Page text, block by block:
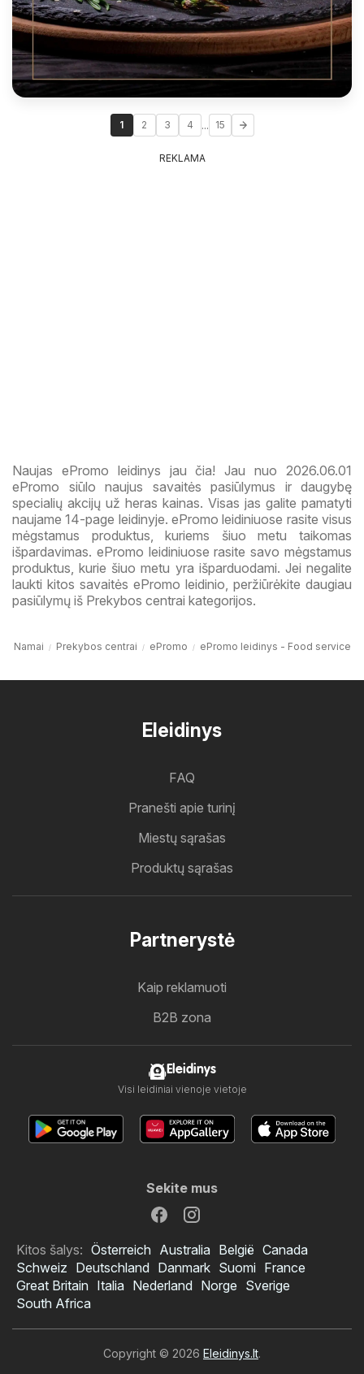
1 2 3 4 ... 15
REKLAMA
Naujas ePromo leidinys jau čia! Jau nuo 2026.06.01
ePromo siūlo naujus savaitės pasiūlymus ir daugybę
specialių akcijų už heras kainas. Visas jas galite pamatyti
naujame 14-page leidinyje. ePromo leidiniuose rasite visus
mėgstamus produktus, kuriems šiuo metu taikomas
išpardavimas. ePromo leidiniuose rasite savo mėgstamus
produktus, kurie šiuo metu yra išparduodami. Jei negalite
laukti kitos savaitės ePromo leidinio, peržiūrėkite daugiau
pasiūlymų iš Prekybos centrai kategorijos.
Namai Prekybos centrai ePromo ePromo leidinys - Food service
Eleidinys
FAQ
Pranešti apie turinį
Miestų sąrašas
Produktų sąrašas
Partnerystė
Kaip reklamuoti
B2B zona
Eleidinys
Visi leidiniai vienoje vietoje
Sekite mus
Kitos šalys: Österreich Australia België Canada
Schweiz Deutschland Danmark Suomi France
Great Britain Italia Nederland Norge Sverige
South Africa
Copyright © 2026 Eleidinys.lt.